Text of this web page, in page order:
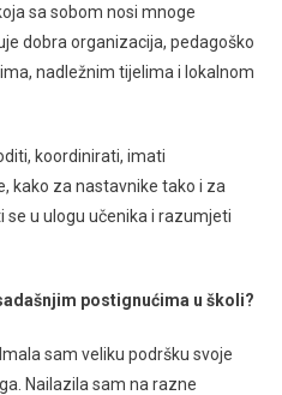
sa sobom nosi mnoge
dobra organizacija, pedagoško
nadležnim tijelima i lokalnom
koordinirati, imati
kako za nastavnike tako i za
u ulogu učenika i razumjeti
postignućima u školi?
sam veliku podršku svoje
Nailazila sam na razne